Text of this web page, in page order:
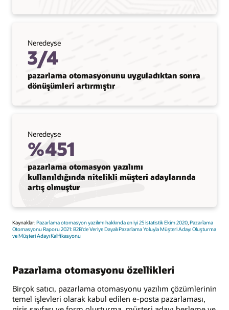
Neredeyse
3/4
pazarlama otomasyonunu uyguladıktan sonra
dönüşümleri artırmıştır
Neredeyse
%451
pazarlama otomasyon yazılımı
kullanıldığında nitelikli müşteri adaylarında
artış olmuştur
Kaynaklar:Pazarlama otomasyon yazılımı hakkında en iyi 25 istatistik Ekim 2020 Pazarlama
Otomasyonu Raporu 2021: B2B'de Veriye Dayalı Pazarlama Yoluyla Müşteri Adayı Oluşturma
ve Müşteri Adayı Kalifikasyonu
Pazarlama otomasyonu özellikleri
Birçok satıcı, pazarlama otomasyonu yazılım çözümlerinin
temel işlevleri olarak kabul edilen e-posta pazarlaması,